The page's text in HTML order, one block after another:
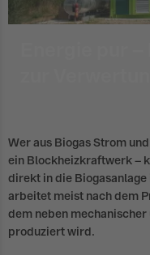
Wer aus Biogas Strom
ein Blockheizkraftwerk –
direkt in die
arbeitet meist nach dem
dem neben
produziert wird.